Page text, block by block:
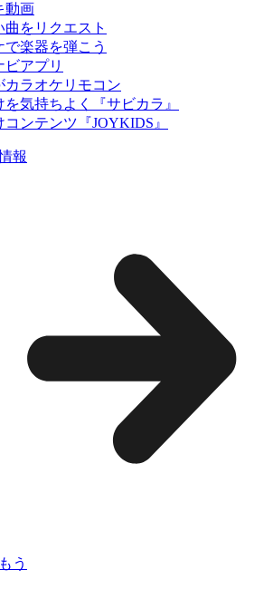
動画
曲をリクエスト
で楽器を弾こう
ビアプリ
カラオケリモコン
気持ちよく『サビカラ』
ンテンツ『JOYKIDS』
報
う